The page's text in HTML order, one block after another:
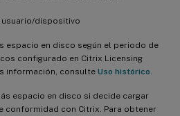
usuario/dispositivo
espacio en disco según el periodo de
configurado en Citrix Licensing
información, consulte Uso histórico
espacio en disco si decide cargar
conformidad con Citrix. Para obtener